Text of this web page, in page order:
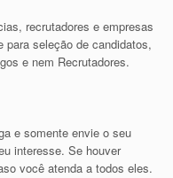
recrutadores e empresas
seleção de candidatos,
e nem Recrutadores.
e somente envie o seu
interesse. Se houver
você atenda a todos eles.